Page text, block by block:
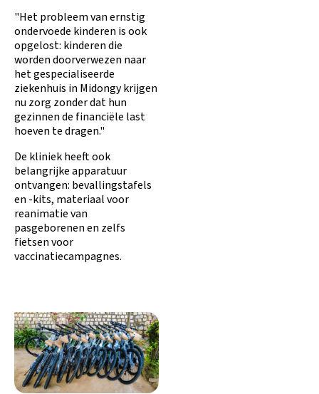
"Het probleem van ernstig
ondervoede kinderen is ook
opgelost: kinderen die
worden doorverwezen naar
het gespecialiseerde
ziekenhuis in Midongy krijgen
nu zorg zonder dat hun
gezinnen de financiële last
hoeven te dragen."
De kliniek heeft ook
belangrijke apparatuur
ontvangen: bevallingstafels
en -kits, materiaal voor
reanimatie van
pasgeborenen en zelfs
fietsen voor
vaccinatiecampagnes.